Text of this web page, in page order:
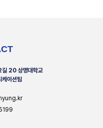
길 20 상명대학교
케이션팀